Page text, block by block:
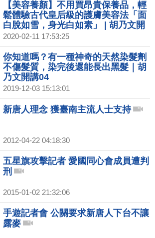
【美容養顏】不用買昂貴保養品，輕
鬆體驗古代皇后級的護膚美容法「面
白脫如雪，身光白如素」 | 胡乃文開
講02
2020-02-11 17:53:25
你知道嗎？有一種神奇的天然染髮劑
不傷髮質，染完後還能長出黑髮｜胡
乃文開講04
2019-12-03 15:13:01
新唐人理念 獲臺南主流人士支持
2012-04-22 04:18:30
五星旗攻擊記者 愛國同心會成員遭判
刑
2015-01-02 21:32:06
手遊記者會 公關要求新唐人下台不讓
露麥